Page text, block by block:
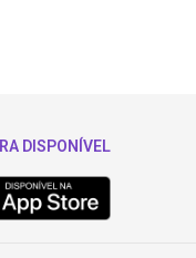
DISPONÍVEL